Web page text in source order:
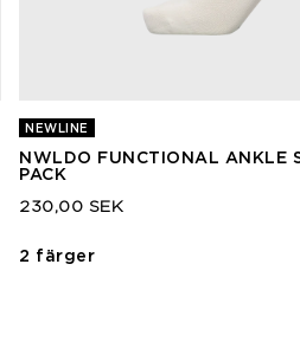
NEWLINE
NWLDO FUNCTIONAL ANKLE
PACK
230,00 SEK
2 färger